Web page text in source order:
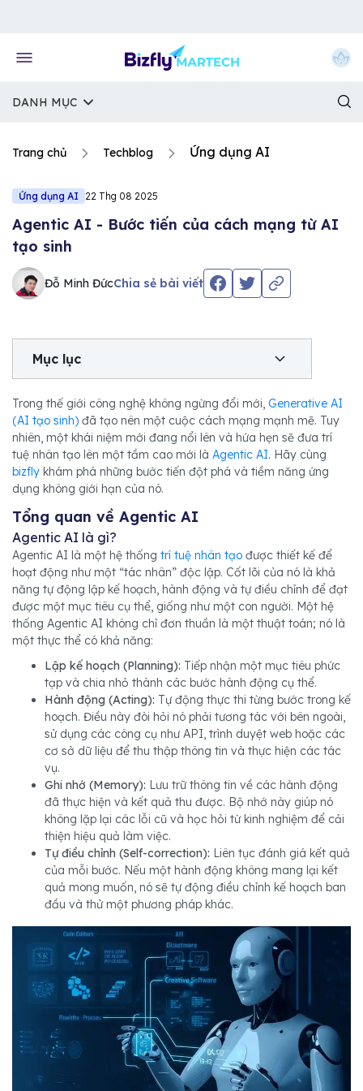
DANH MỤC
Trang chủ Techblog Ứng dụng AI
Ứng dụng AI 22 Thg 08 2025
Agentic AI - Bước tiến của cách mạng từ AI
tạo sinh
Đỗ Minh ĐứcChia sẻ bài viết
Mục lục
Trong thế giới công nghệ không ngừng đổi mới, Generative AI
(AI tạo sinh) đã tạo nên một cuộc cách mạng mạnh mẽ. Tuy
nhiên, một khái niệm mới đang nổi lên và hứa hẹn sẽ đưa trí
tuệ nhân tạo lên một tầm cao mới là Agentic AI. Hãy cùng
bizfly khám phá những bước tiến đột phá và tiềm năng ứng
dụng không giới hạn của nó.
Tổng quan về Agentic AI
Agentic AI là gì?
Agentic AI là một hệ thống trí tuệ nhân tạo được thiết kế để
hoạt động như một “tác nhân” độc lập. Cốt lõi của nó là khả
năng tự động lập kế hoạch, hành động và tự điều chỉnh để đạt
được một mục tiêu cụ thể, giống như một con người. Một hệ
thống Agentic AI không chỉ đơn thuần là một thuật toán; nó là
một thực thể có khả năng:
Lập kế hoạch (Planning): Tiếp nhận một mục tiêu phức
tạp và chia nhỏ thành các bước hành động cụ thể.
Hành động (Acting): Tự động thực thi từng bước trong kế
hoạch. Điều này đòi hỏi nó phải tương tác với bên ngoài,
sử dụng các công cụ như API, trình duyệt web hoặc các
cơ sở dữ liệu để thu thập thông tin và thực hiện các tác
vụ.
Ghi nhớ (Memory): Lưu trữ thông tin về các hành động
đã thực hiện và kết quả thu được. Bộ nhớ này giúp nó
không lặp lại các lỗi cũ và học hỏi từ kinh nghiệm để cải
thiện hiệu quả làm việc.
Tự điều chỉnh (Self-correction): Liên tục đánh giá kết quả
của mỗi bước. Nếu một hành động không mang lại kết
quả mong muốn, nó sẽ tự động điều chỉnh kế hoạch ban
đầu và thử một phương pháp khác.